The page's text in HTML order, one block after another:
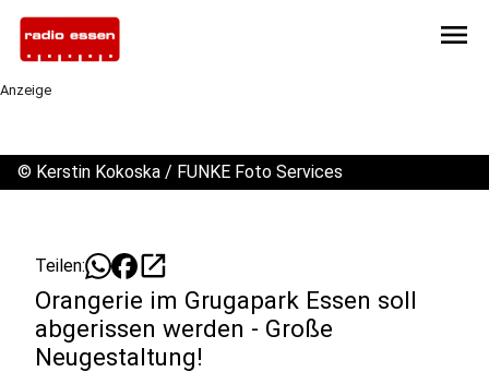
menu
Anzeige
© Kerstin Kokoska / FUNKE Foto Services
Teilen: open_in_new
Orangerie im Grugapark Essen soll
abgerissen werden - Große
Neugestaltung!